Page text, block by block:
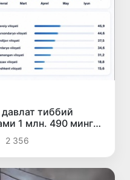
тиббий
1 млн. 490 минг
2 356